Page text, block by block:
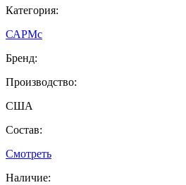
Категория:
САРМс
Бренд:
Производство:
США
Состав:
Смотреть
Наличие: